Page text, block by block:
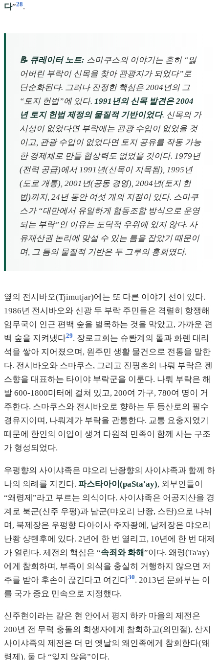
다”28.
📝 큐레이터 노트: 스마쿠스의 이야기는 흔히 “잃
어버린 부락이 신목을 찾아 관광지가 되었다”로
단순화된다. 그러나 진정한 핵심은 2004년의 그
“토지 헌법”에 있다. 1991년의 신목 발견은 2004
년 토지 헌법 제정의 물질적 기반이었다. 신목의 가
시성이 없었다면 부락에는 관광 수입이 없었을 것
이고, 관광 수입이 없었다면 토지 공유를 작동 가능
한 경제체로 만들 협상력도 없었을 것이다. 1979년
(전력 공급)에서 1991년(신목이 지목됨), 1995년
(도로 개통), 2001년(공동 경영), 2004년(토지 헌
법)까지, 24년 동안 여섯 개의 지점이 있다. 스마쿠
스가 “대만에서 유일하게 협동조합 방식으로 운영
되는 부락”인 이유는 도덕적 우위에 있지 않다. 사
유재산권 논리에 맞설 수 있는 틈을 잡았기 때문이
며, 그 틈의 물질적 기반은 두 그루의 홍회였다.
옆의 전시바오(Tjimutjar)에는 또 다른 이야기 선이 있다.
1986년 전시바오와 신광 두 부락 주민들은 격렬히 항쟁해
임무국이 인근 편백 숲을 벌목하는 것을 막았고, 가까운 편
백 숲을 지켜냈다29. 장로교회는 슈롼계의 돌과 화롄 대리
석을 쌓아 지어졌으며, 원주민 생활 물건으로 전통을 말한
다. 전시바오와 스마쿠스, 그리고 진핑촌의 나뤄 부락은 젠
스향을 대표하는 타이야 부락군을 이룬다. 나뤄 부락은 해
발 600-1800미터에 걸쳐 있고, 200여 가구, 780여 명이 거
주한다. 스마쿠스와 전시바오로 향하는 두 등산로의 필수
경유지이며, 나뤄계가 부락을 관통한다. 교통 요충지였기
때문에 한인의 이입이 생겨 다원적 민족이 함께 사는 구조
가 형성되었다.
우펑향의 사이샤족은 먀오리 난좡향의 사이샤족과 함께 하
나의 의례를 지킨다. 파스타아이(paSta'ay), 외부인들이
“왜령제”라고 부르는 의식이다. 사이샤족은 어공지산을 경
계로 북군(신주 우펑)과 남군(먀오리 난좡, 스탄)으로 나뉘
며, 북제장은 우펑향 다아이사 주자좡에, 남제장은 먀오리
난좡 샹톈후에 있다. 2년에 한 번 열리고, 10년에 한 번 대제
가 열린다. 제전의 핵심은 “속죄와 화해”이다. 왜령(Ta'ay)
에게 참회하며, 부족이 의식을 충실히 거행하지 않으면 저
주를 받아 후손이 끊긴다고 여긴다30. 2013년 문화부는 이
를 국가 중요 민속으로 지정했다.
신주현이라는 같은 현 안에서 평지 하카 마을의 제전은
200년 전 무력 충돌의 희생자에게 참회하고(의민절), 산지
사이샤족의 제전은 더 먼 옛날의 왜인족에게 참회한다(왜
령제). 둘 다 “잊지 않음”이다.